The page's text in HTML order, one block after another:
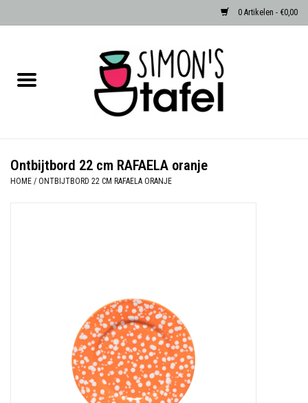
0 Artikelen - €0,00
Albast waxinehouders van Zenza
Ontbijtbord 22 cm RAFAELA oranje
HOME / ONTBIJTBORD 22 CM RAFAELA ORANJE